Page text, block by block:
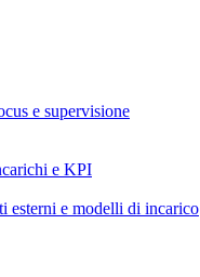
e supervisione
e KPI
esterni e modelli di incarico